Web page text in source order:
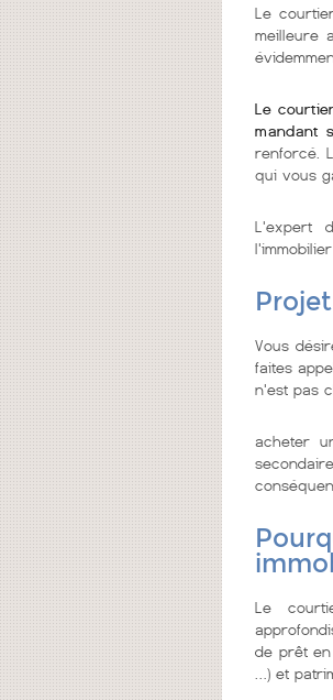
Le
meilleure
Le
mandant
renforcé.
qui vous
L'expert
Vous
faites
n'est pas
acheter
Le
de prêt
…) et